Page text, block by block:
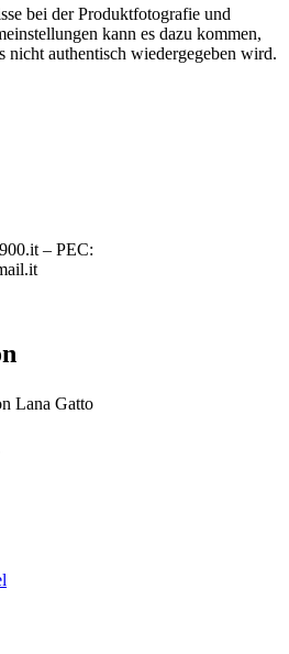
bei der Produktfotografie und
kann es dazu kommen,
nicht authentisch wiedergegeben wird.
– PEC:
Lana Gatto